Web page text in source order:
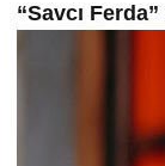
“Savcı Ferda”